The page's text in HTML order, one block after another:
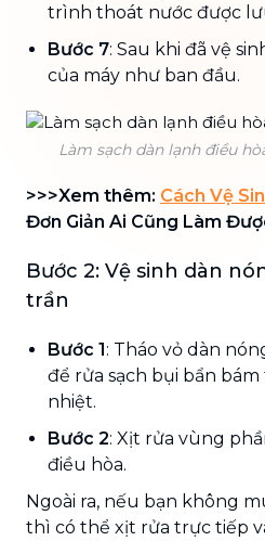
trình thoát nước được
Bước 7: Sau khi đã vệ
của máy như ban đầu.
Làm sạch dàn lạnh điều
>>>Xem thêm: Cách Vệ
Đơn Giản Ai Cũng Làm
Bước 2: Vệ sinh dàn
trần
Bước 1: Tháo vỏ dàn
để rửa sạch bụi bẩn
nhiệt.
Bước 2: Xịt rửa vùng
điều hòa.
Ngoài ra, nếu bạn không
thì có thể xịt rửa trực tiếp